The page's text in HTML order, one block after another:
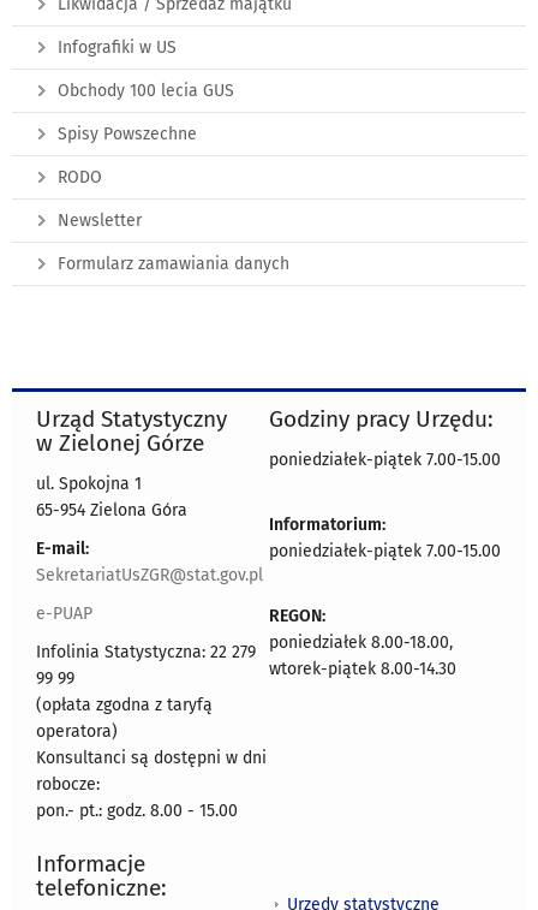
Likwidacja / Sprzedaż majątku
Infografiki w US
Obchody 100 lecia GUS
Spisy Powszechne
RODO
Newsletter
Formularz zamawiania danych
Urząd Statystyczny
w Zielonej Górze
ul. Spokojna 1
65-954 Zielona Góra
E-mail:
SekretariatUsZGR@stat.gov.pl
e-PUAP
Infolinia Statystyczna: 22 279
99 99
(opłata zgodna z taryfą
operatora)
Konsultanci są dostępni w dni
robocze:
pon.- pt.: godz. 8.00 - 15.00
Godziny pracy Urzędu:
poniedziałek-piątek 7.00-15.00
Informatorium:
poniedziałek-piątek 7.00-15.00
REGON:
poniedziałek 8.00-18.00,
wtorek-piątek 8.00-14.30
Informacje
telefoniczne:
Urzędy statystyczne